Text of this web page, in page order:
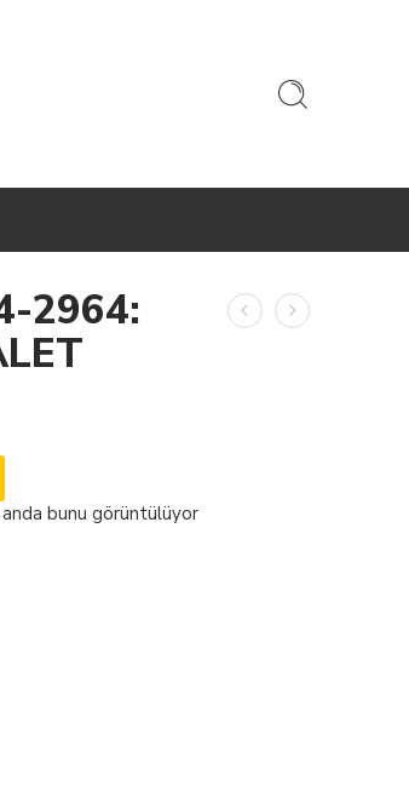
2964:
anda bunu görüntülüyor